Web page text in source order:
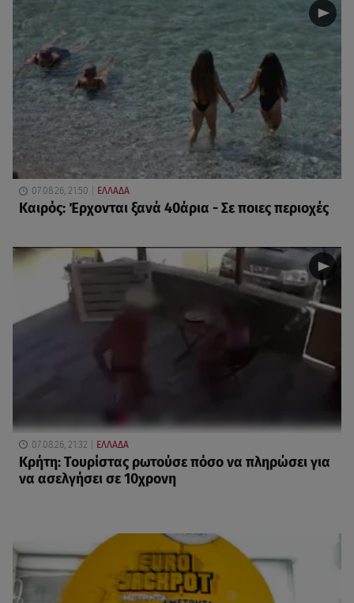
07.08.26, 21:50 ΕΛΛΑΔΑ
Καιρός: Έρχονται ξανά 40άρια - Σε ποιες περιοχές
07.08.26, 21:32 ΕΛΛΑΔΑ
Κρήτη: Τουρίστας ρωτούσε πόσο να πληρώσει για
να ασελγήσει σε 10χρονη